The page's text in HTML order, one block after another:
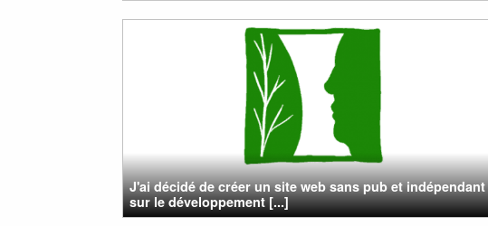
J'ai décidé de créer un site web sans pub et indépendant
sur le développement [...]